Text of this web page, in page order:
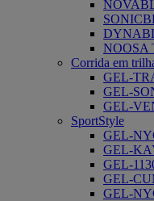
Corrida em
GEL-
GEL-
GEL-
SportStyle
GEL-
GEL-
GEL-
GEL-
GEL-